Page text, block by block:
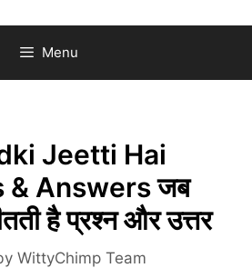
Menu
Jeetti Hai
& Answers जब
है प्रश्न और उत्तर
WittyChimp Team